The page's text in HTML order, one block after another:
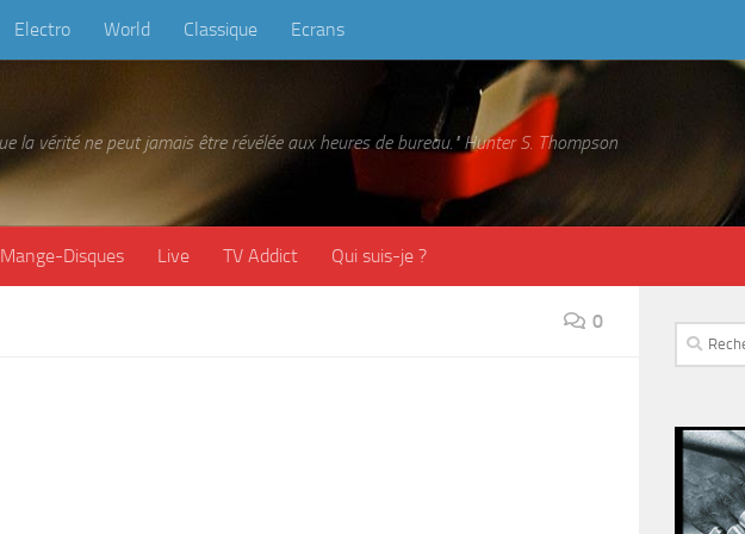
Electro World Classique Ecrans
la vérité ne peut jamais être révélée aux heures de bureau." Hunter S. Thompson
Mange-Disques Live TV Addict Qui suis-je ?
0